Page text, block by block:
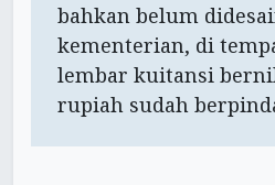
bahkan belum
kementerian, di
lembar kuitansi
rupiah sudah